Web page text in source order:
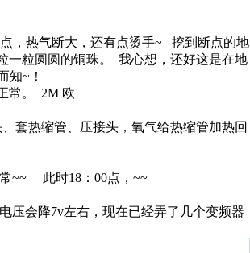
，热气断大，还有点烫手~ 挖到断点的地
一粒圆圆的铜珠。 我心想，还好这是在地
知~！
常。 2M 欧
套热缩管、压接头，氧气给热缩管加热回
~~ 此时18：00点，~~
会降7v左右，现在已经弄了几个变频器